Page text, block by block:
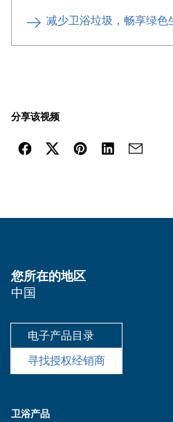
减少卫浴垃圾，畅享绿色
分享该视频
您所在的地区
中国
电子产品目录
寻找授权经销商
卫浴产品